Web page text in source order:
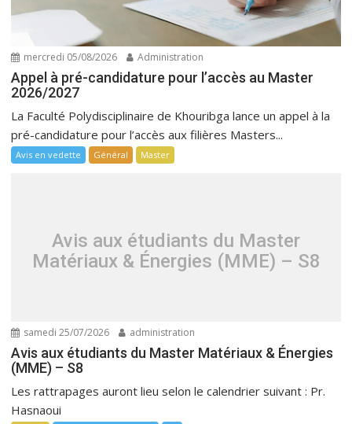
mercredi 05/08/2026 Administration
Appel à pré-candidature pour l’accès au Master
2026/2027
La Faculté Polydisciplinaire de Khouribga lance un appel à la
pré-candidature pour l’accès aux filières Masters...
Avis en vedette Général Master
Avis aux étudiants du Master
Matériaux & Énergies (MME) – S8
samedi 25/07/2026 administration
Avis aux étudiants du Master Matériaux & Énergies
(MME) – S8
Les rattrapages auront lieu selon le calendrier suivant : Pr.
Hasnaoui